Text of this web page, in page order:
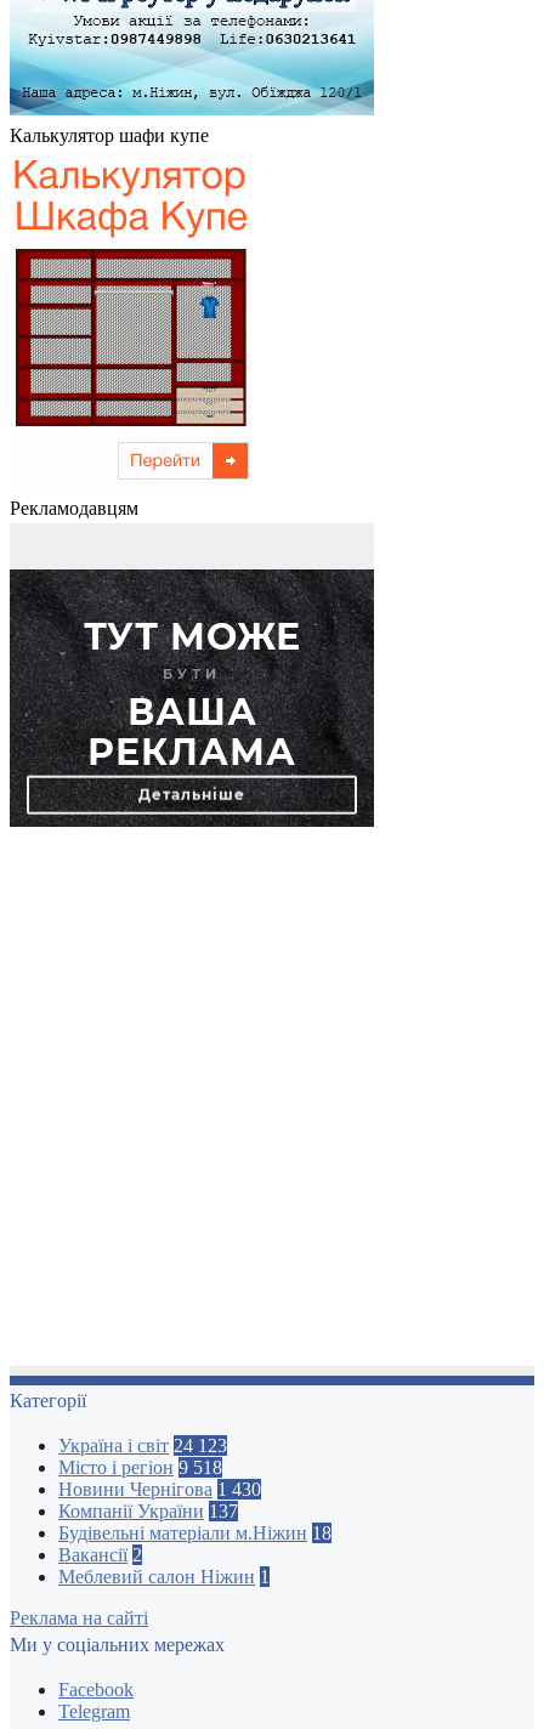
Калькулятор шафи купе
Рекламодавцям
Категорії
Україна і світ 24 123
Місто і регіон 9 518
Новини Чернігова 1 430
Компанії України 137
Будівельні матеріали м.Ніжин 18
Вакансії 2
Меблевий салон Ніжин 1
Реклама на сайті
Ми у соціальних мережах
Facebook
Telegram